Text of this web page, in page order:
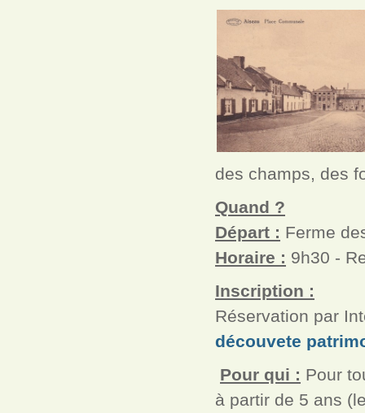
des champs, des
Quand ?
Départ : Ferme
Horaire : 9h30 -
Inscription :
Réservation par
découvete
Pour qui : Pour
à partir de 5 ans